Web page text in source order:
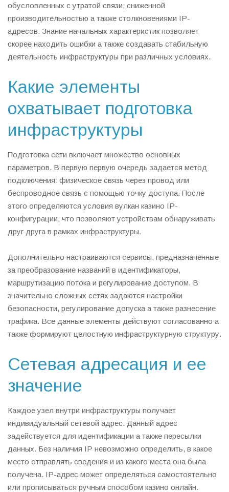
обусловленных с утратой связи, сниженной
производительностью а также столкновениями IP-
адресов. Знание начальных характеристик позволяет
скорее находить ошибки а также создавать стабильную
деятельность инфраструктуры при различных условиях.
Какие элементы
охватывает подготовка
инфраструктуры
Подготовка сети включает множество основных
параметров. В первую первую очередь задается метод
подключения: физическое связь через провод или
беспроводное связь с помощью точку доступа. После
этого определяются условия вулкан казино IP-
конфигурации, что позволяют устройствам обнаруживать
друг друга в рамках инфраструктуры.
Дополнительно настраиваются сервисы, предназначенные
за преобразование названий в идентификаторы,
маршрутизацию потока и регулирование доступом. В
значительно сложных сетях задаются настройки
безопасности, регулирование допуска а также разнесение
трафика. Все данные элементы действуют согласованно а
также формируют целостную инфраструктурную структуру.
Сетевая адресация и ее
значение
Каждое узел внутри инфраструктуры получает
индивидуальный сетевой адрес. Данный адрес
задействуется для идентификации а также пересылки
данных. Без наличия IP невозможно определить, в какое
место отправлять сведения и из какого места она была
получена. IP-адрес может определяться самостоятельно
или прописыватьcя ручным способом казино онлайн.